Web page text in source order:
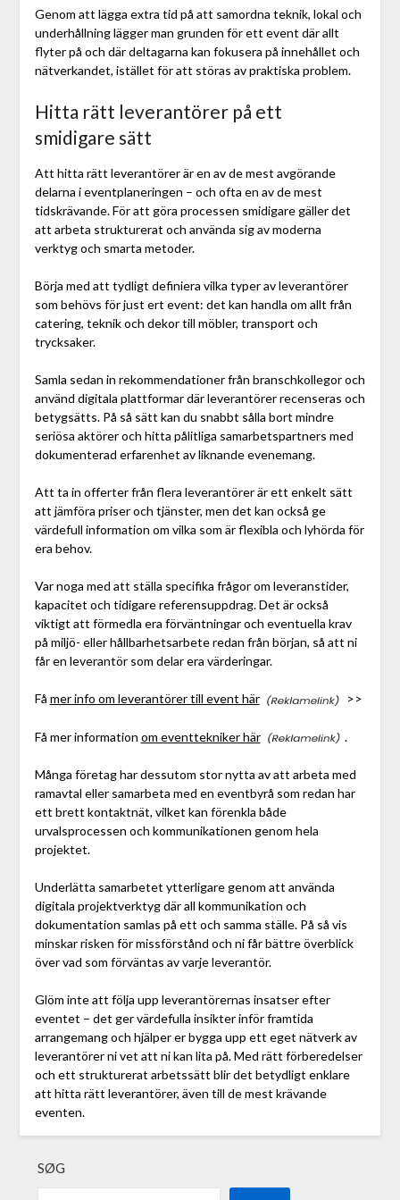
Genom att lägga extra tid på att samordna teknik, lokal och
underhållning lägger man grunden för ett event där allt
flyter på och där deltagarna kan fokusera på innehållet och
nätverkandet, istället för att störas av praktiska problem.
Hitta rätt leverantörer på ett
smidigare sätt
Att hitta rätt leverantörer är en av de mest avgörande
delarna i eventplaneringen – och ofta en av de mest
tidskrävande. För att göra processen smidigare gäller det
att arbeta strukturerat och använda sig av moderna
verktyg och smarta metoder.
Börja med att tydligt definiera vilka typer av leverantörer
som behövs för just ert event: det kan handla om allt från
catering, teknik och dekor till möbler, transport och
trycksaker.
Samla sedan in rekommendationer från branschkollegor och
använd digitala plattformar där leverantörer recenseras och
betygsätts. På så sätt kan du snabbt sålla bort mindre
seriösa aktörer och hitta pålitliga samarbetspartners med
dokumenterad erfarenhet av liknande evenemang.
Att ta in offerter från flera leverantörer är ett enkelt sätt
att jämföra priser och tjänster, men det kan också ge
värdefull information om vilka som är flexibla och lyhörda för
era behov.
Var noga med att ställa specifika frågor om leveranstider,
kapacitet och tidigare referensuppdrag. Det är också
viktigt att förmedla era förväntningar och eventuella krav
på miljö- eller hållbarhetsarbete redan från början, så att ni
får en leverantör som delar era värderingar.
Få mer info om leverantörer till event här >>
Få mer information om eventtekniker här .
Många företag har dessutom stor nytta av att arbeta med
ramavtal eller samarbeta med en eventbyrå som redan har
ett brett kontaktnät, vilket kan förenkla både
urvalsprocessen och kommunikationen genom hela
projektet.
Underlätta samarbetet ytterligare genom att använda
digitala projektverktyg där all kommunikation och
dokumentation samlas på ett och samma ställe. På så vis
minskar risken för missförstånd och ni får bättre överblick
över vad som förväntas av varje leverantör.
Glöm inte att följa upp leverantörernas insatser efter
eventet – det ger värdefulla insikter inför framtida
arrangemang och hjälper er bygga upp ett eget nätverk av
leverantörer ni vet att ni kan lita på. Med rätt förberedelser
och ett strukturerat arbetssätt blir det betydligt enklare
att hitta rätt leverantörer, även till de mest krävande
eventen.
SØG